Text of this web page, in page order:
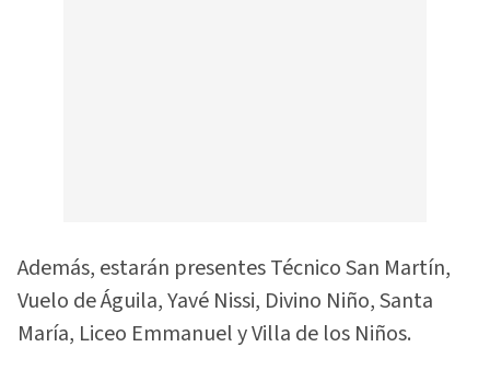
Además, estarán presentes Técnico San Martín,
Vuelo de Águila, Yavé Nissi, Divino Niño, Santa
María, Liceo Emmanuel y Villa de los Niños.